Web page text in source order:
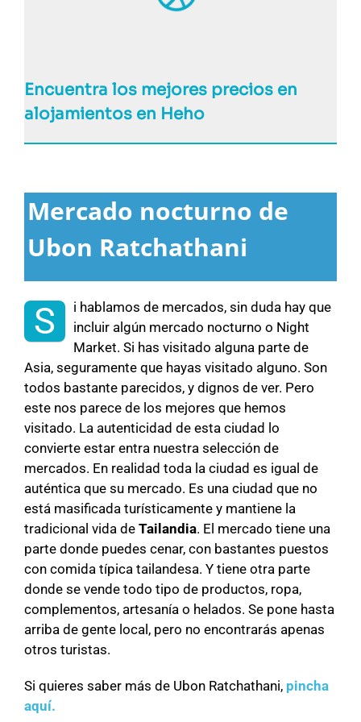
Encuentra los mejores precios en
alojamientos en Heho
Mercado nocturno de
Ubon Ratchathani
S
i hablamos de mercados, sin duda hay que
incluir algún mercado nocturno o Night
Market. Si has visitado alguna parte de
Asia, seguramente que hayas visitado alguno. Son
todos bastante parecidos, y dignos de ver. Pero
este nos parece de los mejores que hemos
visitado. La autenticidad de esta ciudad lo
convierte estar entra nuestra selección de
mercados. En realidad toda la ciudad es igual de
auténtica que su mercado. Es una ciudad que no
está masificada turísticamente y mantiene la
tradicional vida de Tailandia. El mercado tiene una
parte donde puedes cenar, con bastantes puestos
con comida típica tailandesa. Y tiene otra parte
donde se vende todo tipo de productos, ropa,
complementos, artesanía o helados. Se pone hasta
arriba de gente local, pero no encontrarás apenas
otros turistas.
Si quieres saber más de Ubon Ratchathani, pincha
aquí.